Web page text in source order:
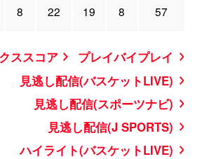
8 22 19 8 57
ススコア
プレイバイプレイ
見逃し配信(バスケットLIVE)
見逃し配信(スポーツナビ)
見逃し配信(J SPORTS)
ハイライト(バスケットLIVE)